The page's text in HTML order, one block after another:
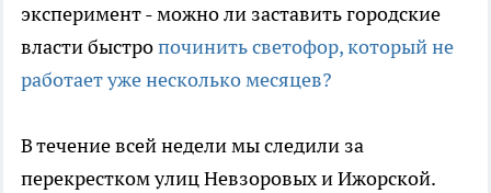
эксперимент - можно ли заставить городские
власти быстропочинить светофор, который не
работает уже несколько месяцев?
В течение всей недели мы следили за
перекрестком улиц Невзоровых и Ижорской.